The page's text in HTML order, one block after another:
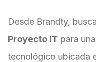
Desde Brandty,
Proyecto IT para
tecnológico ubicada